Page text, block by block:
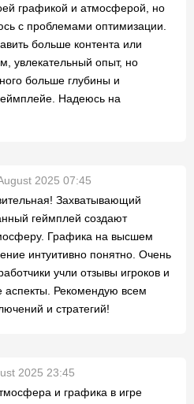
графикой и атмосферой, но
с проблемами оптимизации.
больше контента или
увлекательный опыт, но
больше глубины и
Надеюсь на
2025 07:45
Захватывающий
геймплей создают
Графика на высшем
интуитивно понятно. Очень
учли отзывы игроков и
аспекты. Рекомендую всем
и стратегий!
2025 23:45
и графика в игре